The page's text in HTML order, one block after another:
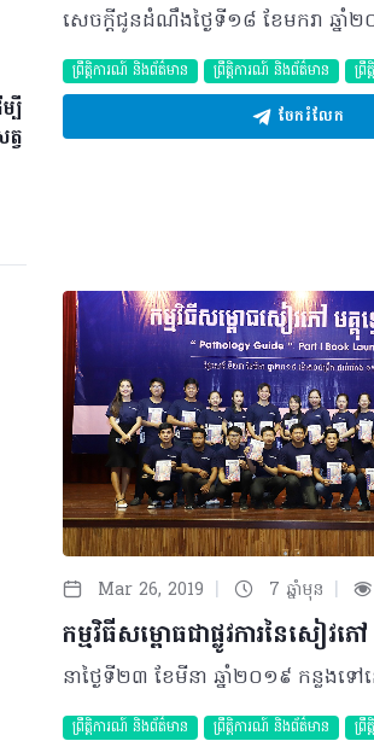
បី
វ
ព្រឹត្តិការណ៍ និងព័ត៌មាន ព្រឹត្តិការណ៍ និងព័ត៌មាន ព្រឹ
ចែករំលែក
Mar 26, 2019 | 7 ឆ្នាំមុន |
កម្មវិធីសម្ពោធជាផ្លូវការនៃសៀវភ
ព្រឹត្តិការណ៍ និងព័ត៌មាន ព្រឹត្តិការណ៍ និងព័ត៌មាន
ព្រឹ